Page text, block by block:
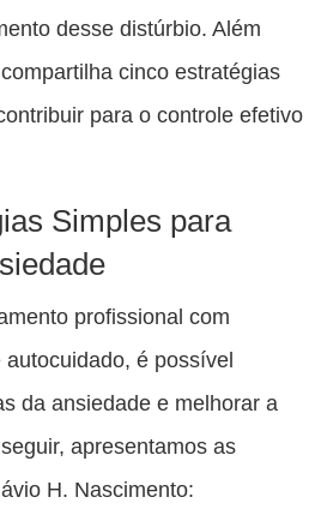
desse distúrbio. Além
cinco estratégias
para o controle efetivo
Simples para
profissional com
é possível
da ansiedade e melhorar a
apresentamos as
H. Nascimento: